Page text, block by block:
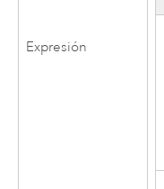
Expresión